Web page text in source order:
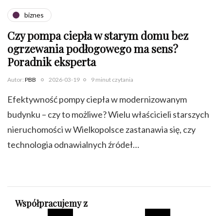
biznes
Czy pompa ciepła w starym domu bez
ogrzewania podłogowego ma sens?
Poradnik eksperta
Autor: PBB 2026-03-19 9 minut czytania
Efektywność pompy ciepła w modernizowanym
budynku – czy to możliwe? Wielu właścicieli starszych
nieruchomości w Wielkopolsce zastanawia się, czy
technologia odnawialnych źródeł…
Współpracujemy z